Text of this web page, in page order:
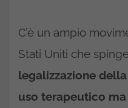
C’è un ampio
Stati Uniti che
legalizzazione
uso terapeutico